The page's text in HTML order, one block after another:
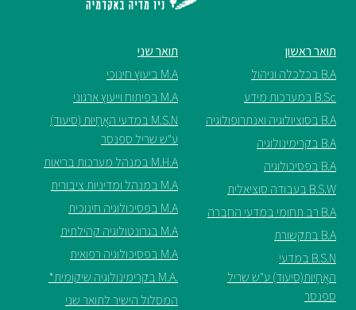
והטבות
הרשמו
עכשיו
תואר ראשון
B.A בכלכלה וניהול
B.Sc במערכות מידע
B.A בסוציולוגיה ואנתרופולוגיה
B.A בקרימינולוגיה
B.A בפסיכולוגיה
B.S.W בעבודה סוציאלית
B.A רב תחומי במדעי החברה
B.A בתקשורת
B.S.N במדעי
האֲחָיוּת(סיעוד) ע"ש שריל
ספנסר
תואר שני
M.A ביעוץ חינוכי
M.A בפיתוח וייעוץ ארגוני
M.S.N במדעי האֲחָיוּת (סיעוד)
ע"ש שריל ספנסר
M.H.A במנהל מערכות בריאות
M.A במנהל ומדיניות ציבורית
M.A בפסיכולוגיה חינוכית
M.A בגרונטולוגיה קהילתית
M.A בפסיכולוגיה רפואית
.M.A בקרימינולוגיה שיקומית*
המסלול הישיר לתואר שני